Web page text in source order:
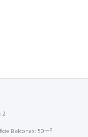
2
Balcones: 50m²